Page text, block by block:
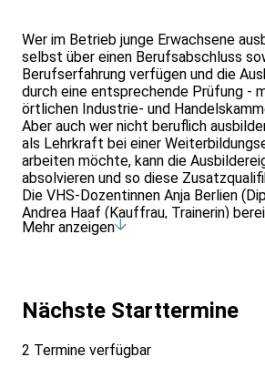
Wer im Betrieb junge Erwachsene
selbst über einen Berufsabschluss
Berufserfahrung verfügen und die
durch eine entsprechende Prüfung -
örtlichen Industrie- und
Aber auch wer nicht beruflich
als Lehrkraft bei einer
arbeiten möchte, kann die
absolvieren und so diese
Die VHS-Dozentinnen Anja Berlien
Andrea Haaf (Kauffrau, Trainerin)
Jahren erfolgreich auf die
die IHK-Prüfungsgebühr. - Eine Woche
beantworten die Dozentinnen in einer
Mehr anzeigen
Nächste Starttermine
2 Termine verfügbar